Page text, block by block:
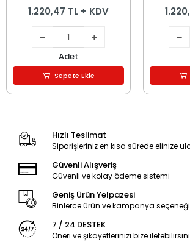
1.220,47 TL + KDV
Adet
Sepete Ekle
Hızlı Teslimat
Siparişleriniz en kısa sürede elinize
Güvenli Alışveriş
Güvenli ve kolay ödeme sistemi
Geniş Ürün Yelpazesi
Binlerce ürün ve kampanya seçeneği
7 / 24 DESTEK
Öneri ve şikayetlerinizi bize